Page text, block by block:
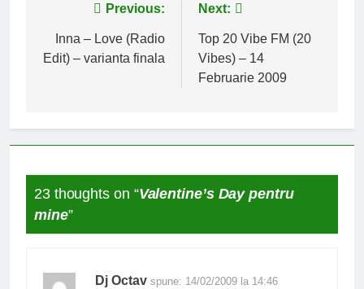
Navigare
în
articole
Previous:
Inna – Love (Radio
Edit) – varianta finala
Next:
Top 20 Vibe FM (20
Vibes) – 14
Februarie 2009
23 thoughts on “Valentine’s Day pentru
mine”
Dj Octav spune: 14/02/2009 la 14:46